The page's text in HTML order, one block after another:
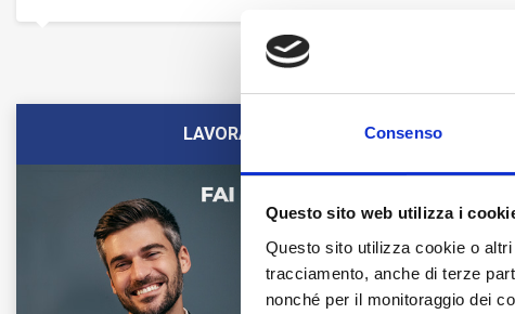
Consenso
Questo sito web utilizza i
Questo sito utilizza cookie o
tracciamento, anche di terze
nonché per il monitoraggio dei
LAVORA CON NOI